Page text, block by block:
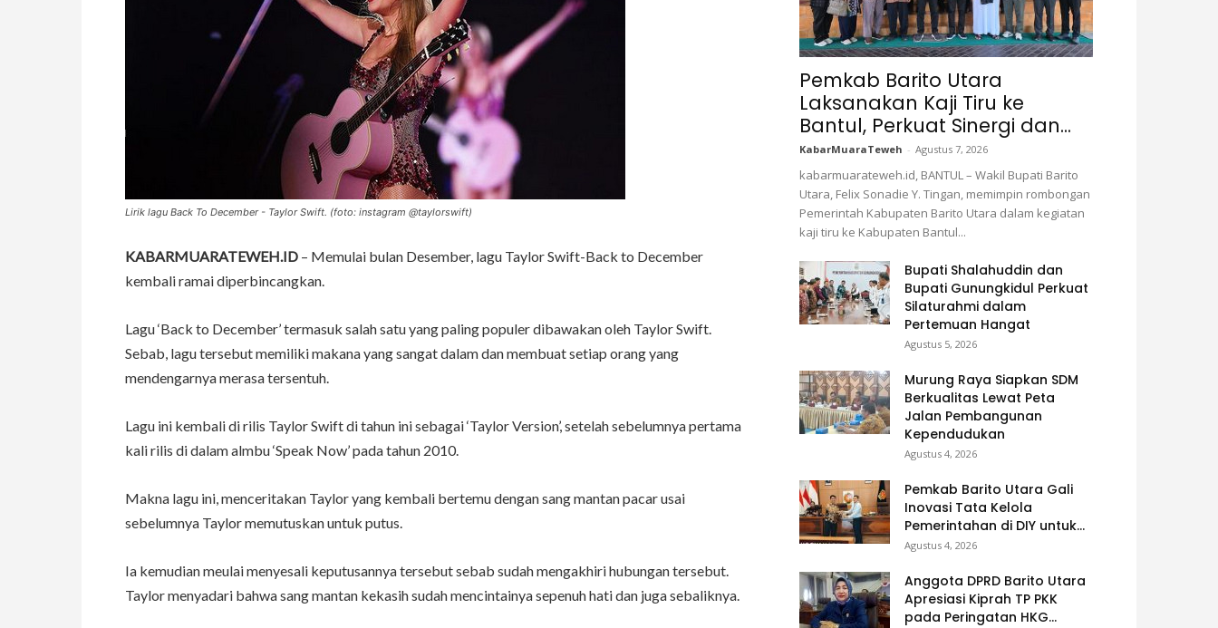
Lirik lagu Back To December - Taylor Swift. (foto: instagram @taylorswift)
KABARMUARATEWEH.ID – Memulai bulan Desember, lagu Taylor Swift-Back to December
kembali ramai diperbincangkan.
Lagu ‘Back to December’ termasuk salah satu yang paling populer dibawakan oleh Taylor Swift.
Sebab, lagu tersebut memiliki makana yang sangat dalam dan membuat setiap orang yang
mendengarnya merasa tersentuh.
Lagu ini kembali di rilis Taylor Swift di tahun ini sebagai ‘Taylor Version’, setelah sebelumnya pertama
kali rilis di dalam almbu ‘Speak Now’ pada tahun 2010.
Makna lagu ini, menceritakan Taylor yang kembali bertemu dengan sang mantan pacar usai
sebelumnya Taylor memutuskan untuk putus.
Ia kemudian meulai menyesali keputusannya tersebut sebab sudah mengakhiri hubungan tersebut.
Taylor menyadari bahwa sang mantan kekasih sudah mencintainya sepenuh hati dan juga sebaliknya.
Pemkab Barito Utara
Laksanakan Kaji Tiru ke
Bantul, Perkuat Sinergi dan...
KabarMuaraTeweh - Agustus 7, 2026
kabarmuarateweh.id, BANTUL – Wakil Bupati Barito
Utara, Felix Sonadie Y. Tingan, memimpin rombongan
Pemerintah Kabupaten Barito Utara dalam kegiatan
kaji tiru ke Kabupaten Bantul...
Bupati Shalahuddin dan
Bupati Gunungkidul Perkuat
Silaturahmi dalam
Pertemuan Hangat
Agustus 5, 2026
Murung Raya Siapkan SDM
Berkualitas Lewat Peta
Jalan Pembangunan
Kependudukan
Agustus 4, 2026
Pemkab Barito Utara Gali
Inovasi Tata Kelola
Pemerintahan di DIY untuk...
Agustus 4, 2026
Anggota DPRD Barito Utara
Apresiasi Kiprah TP PKK
pada Peringatan HKG...